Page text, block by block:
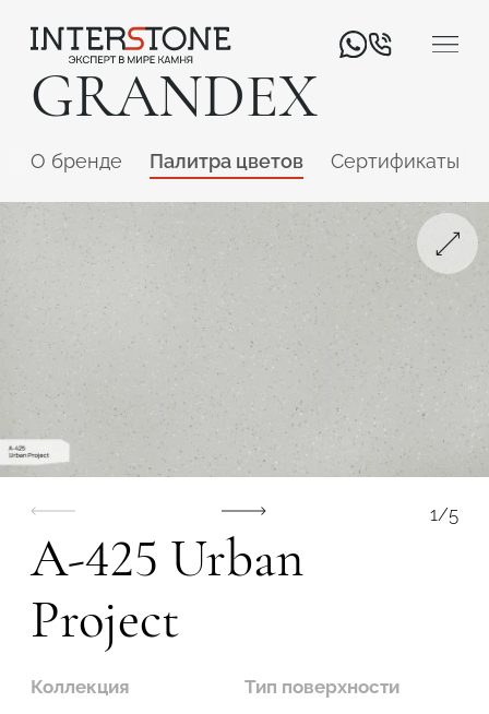
GRANDEX
O бренде Палитра цветов Сертификаты
1/5
A-425 Urban
Project
Коллекция Тип поверхности
Ваша сфера деятельности
Обработчик Дизайнер
Подтвердите, что вы не робот